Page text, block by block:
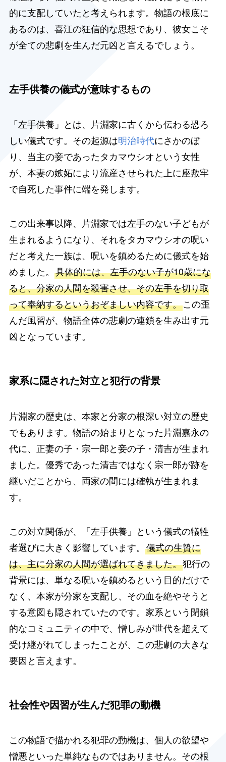
的に支配していたと考えられます。物語の根底に
あるのは、喜江の狂信的な思想であり、彼女こそ
が全ての悲劇を生んだ元凶と言えるでしょう。
左手供養の儀式が意味するもの
「左手供養」とは、片淵家に古くから伝わる恐ろ
しい儀式です。その起源は明治時代にさかのぼ
り、当主の妾であったタカマウシオという女性
が、本妻の嫉妬により流産させられた上に座敷牢
で自死した事件に端を発します。
この出来事以降、片淵家では左手のない子どもが
生まれるようになり、それをタカマウシオの呪い
だと考えた一族は、呪いを鎮めるために儀式を始
めました。 具体的には、左手のない子が10歳にな
ると、分家の人間を殺害させ、その左手を切り取
って奉納するというおぞましい内容です。この歪
んだ風習が、物語全体の悲劇の連鎖を生み出す元
凶となっています。
家系に隠された対立と犯行の背景
片淵家の歴史は、本家と分家の根深い対立の歴史
でもあります。物語の始まりとなった片淵嘉永の
代に、正妻の子・宗一郎と妾の子・清吉が生まれ
ました。優秀であった清吉ではなく宗一郎が跡を
継いだことから、両家の間には確執が生まれま
す。
この対立関係が、「左手供養」という儀式の犠牲
者選びに大きく影響しています。 儀式の生贄に
は、主に分家の人間が選ばれてきました。犯行の
背景には、単なる呪いを鎮めるという目的だけで
なく、本家が分家を支配し、その血を絶やそうと
する意図も隠されていたのです。家系という閉鎖
的なコミュニティの中で、憎しみが世代を超えて
受け継がれてしまったことが、この悲劇の大きな
要因と言えます。
社会性や因習が生んだ犯罪の動機
この物語で描かれる犯罪の動機は、個人の欲望や
憎悪といった単純なものではありません。その根